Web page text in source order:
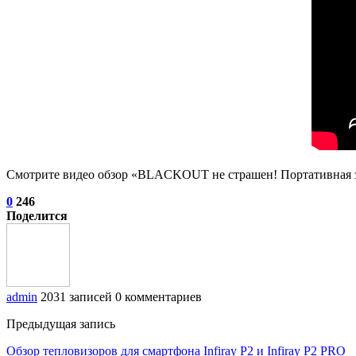
Смотрите видео обзор «BLACKOUT не страшен! Портативная
0 246
Поделится
admin 2031 записей 0 комментариев
Предыдущая запись
Обзор тепловизоров для смартфона Infiray P2 и Infiray P2 PRO